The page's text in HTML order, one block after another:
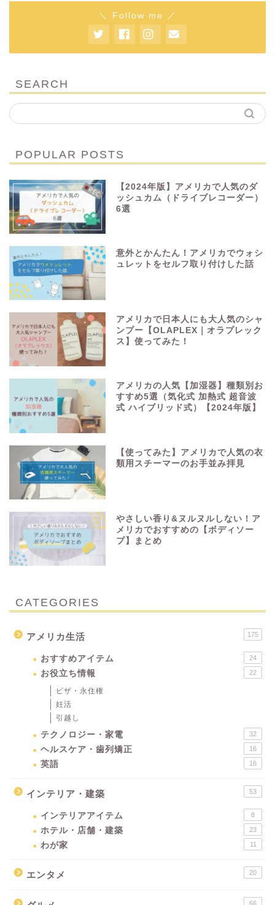
＼ Follow me ／
SEARCH
POPULAR POSTS
【2024年版】アメリカで人気のダ
ッシュカム（ドライブレコーダー）
6選
意外とかんたん！アメリカでウォシ
ュレットをセルフ取り付けした話
アメリカで日本人にも大人気のシャ
ンプー【OLAPLEX｜オラプレック
ス】使ってみた！
アメリカの人気【加湿器】種類別お
すすめ5選（気化式 加熱式 超音波
式 ハイブリッド式）【2024年版】
【使ってみた】アメリカで人気の衣
類用スチーマーのお手並み拝見
やさしい香り&ヌルヌルしない！ア
メリカでおすすめの【ボディソー
プ】まとめ
CATEGORIES
アメリカ生活 175
おすすめアイテム 24
お役立ち情報 22
ビザ・永住権
妊活
引越し
テクノロジー・家電 32
ヘルスケア・歯列矯正 16
英語 16
インテリア・建築 53
インテリアアイテム 8
ホテル・店舗・建築 23
わが家 11
エンタメ 20
66